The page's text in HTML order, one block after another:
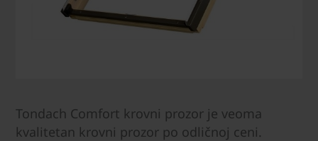
Tondach Comfort krovni prozor je veoma
kvalitetan krovni prozor po odličnoj ceni.